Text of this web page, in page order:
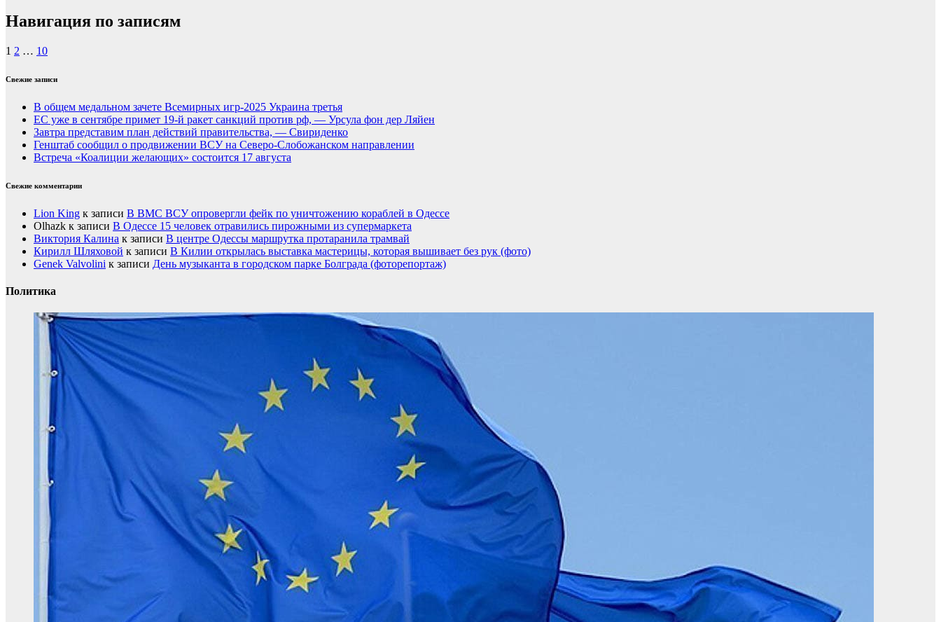
Навигация по записям
1 2 … 10
Свежие записи
В общем медальном зачете Всемирных игр-2025 Украина третья
ЕС уже в сентябре примет 19-й ракет санкций против рф, — Урсула фон дер Ляйен
Завтра представим план действий правительства, — Свириденко
Генштаб сообщил о продвижении ВСУ на Северо-Слобожанском направлении
Встреча «Коалиции желающих» состоится 17 августа
Свежие комментарии
Lion King к записи В ВМС ВСУ опровергли фейк по уничтожению кораблей в Одессе
Olhazk к записи В Одессе 15 человек отравились пирожными из супермаркета
Виктория Калина к записи В центре Одессы маршрутка протаранила трамвай
Кирилл Шляховой к записи В Килии открылась выставка мастерицы, которая вышивает без рук (фото)
Genek Valvolini к записи День музыканта в городском парке Болграда (фоторепортаж)
Политика